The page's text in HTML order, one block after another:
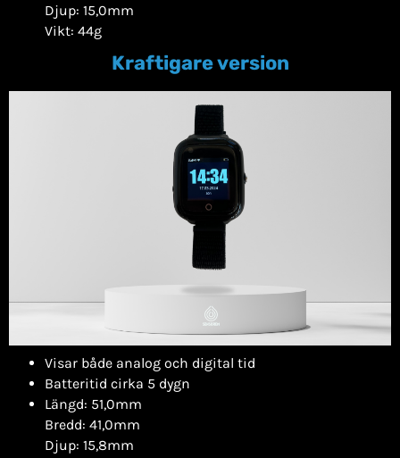
Djup: 15,0mm
Vikt: 44g
Kraftigare version
Visar både analog och digital tid
Batteritid cirka 5 dygn
Längd: 51,0mm
Bredd: 41,0mm
Djup: 15,8mm